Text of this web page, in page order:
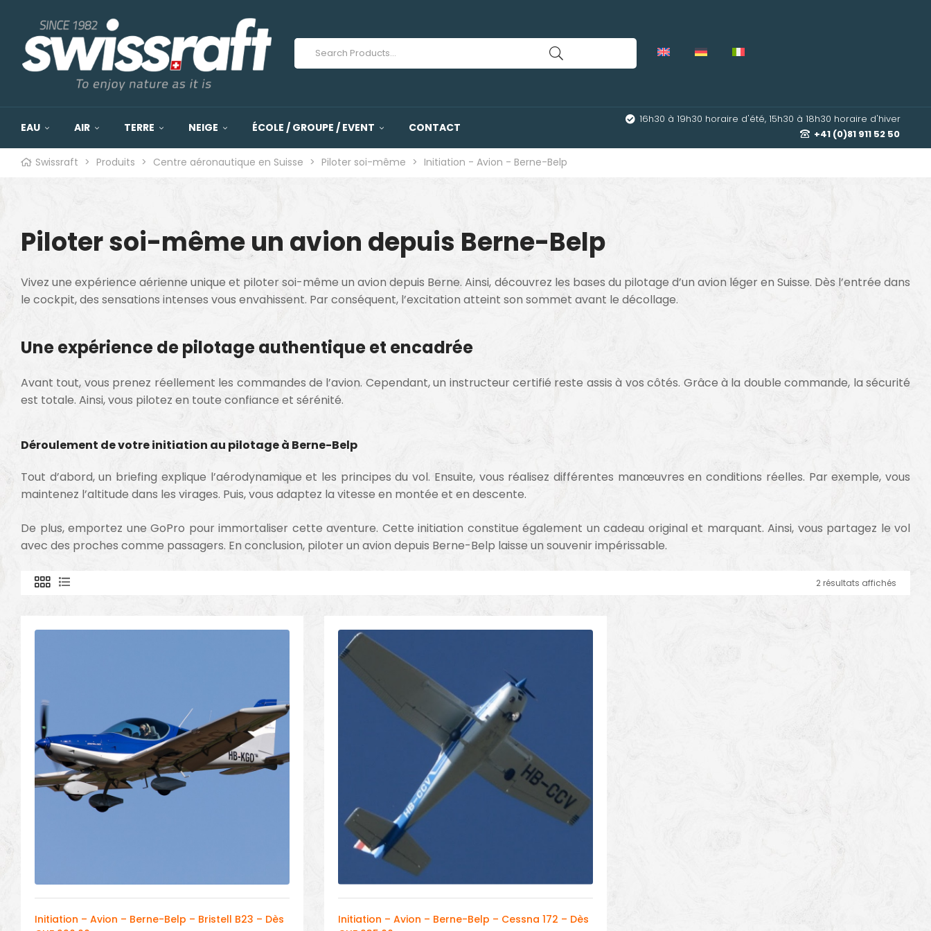
EAU AIR TERRE NEIGE ÉCOLE / GROUPE / EVENT CONTACT
16h30 à 19h30 horaire d'été, 15h30 à 18h30 horaire d'hiver
+41 (0)81 911 52 50
Swissraft > Produits > Centre aéronautique en Suisse > Piloter soi-même > Initiation - Avion - Berne-Belp
Piloter soi-même un avion depuis Berne-Belp
Vivez une expérience aérienne unique et piloter soi-même un avion depuis Berne. Ainsi, découvrez les bases du pilotage d’un avion léger en Suisse. Dès l’entrée dans
le cockpit, des sensations intenses vous envahissent. Par conséquent, l’excitation atteint son sommet avant le décollage.
Une expérience de pilotage authentique et encadrée
Avant tout, vous prenez réellement les commandes de l’avion. Cependant, un instructeur certifié reste assis à vos côtés. Grâce à la double commande, la sécurité
est totale. Ainsi, vous pilotez en toute confiance et sérénité.
Déroulement de votre initiation au pilotage à Berne-Belp
Tout d’abord, un briefing explique l’aérodynamique et les principes du vol. Ensuite, vous réalisez différentes manœuvres en conditions réelles. Par exemple, vous
maintenez l’altitude dans les virages. Puis, vous adaptez la vitesse en montée et en descente.
De plus, emportez une GoPro pour immortaliser cette aventure. Cette initiation constitue également un cadeau original et marquant. Ainsi, vous partagez le vol
avec des proches comme passagers. En conclusion, piloter un avion depuis Berne-Belp laisse un souvenir impérissable.
2 résultats affichés
Initiation – Avion – Berne-Belp – Bristell B23 – Dès
Initiation – Avion – Berne-Belp – Cessna 172 – Dès